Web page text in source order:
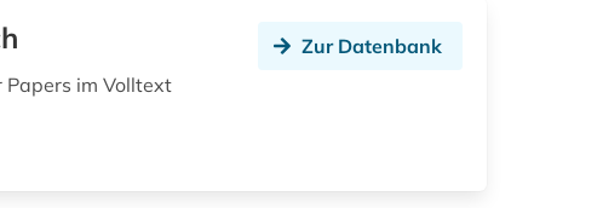
Papers im Volltext
Zur Datenbank